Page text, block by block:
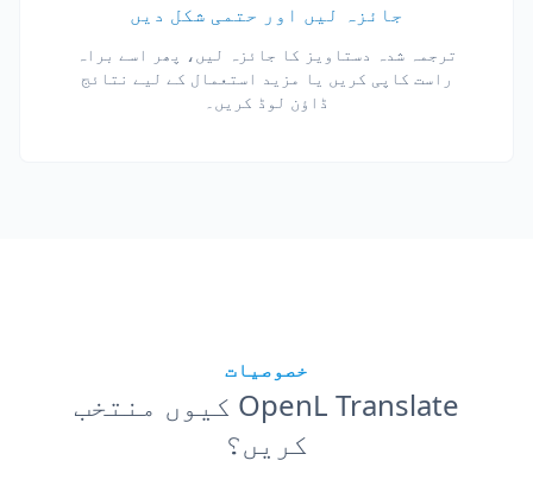
جائزہ لیں اور حتمی شکل دیں
ترجمہ شدہ دستاویز کا جائزہ لیں، پھر اسے براہ
راست کاپی کریں یا مزید استعمال کے لیے نتائج
ڈاؤن لوڈ کریں۔
خصوصیات
OpenL Translate کیوں منتخب
کریں؟